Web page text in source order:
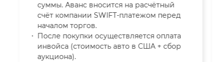
суммы. Аванс вносится на расчётный
счёт компании SWIFT-платежом перед
началом торгов.
После покупки осуществляется оплата
инвойса (стоимость авто в США + сбор
аукциона).